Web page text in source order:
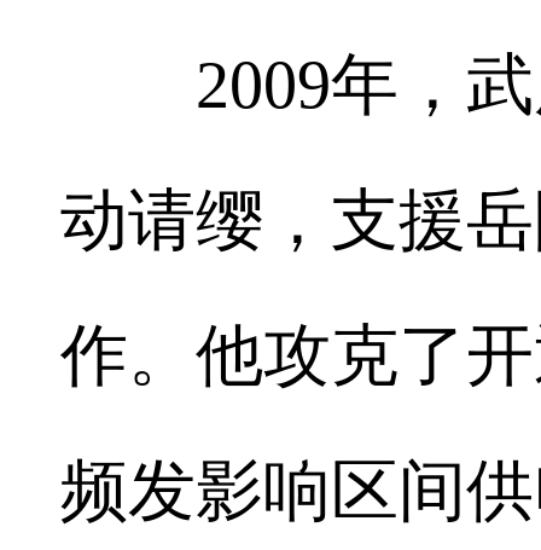
2009年，武
动请缨，支援
作。他攻克了
频发影响区间